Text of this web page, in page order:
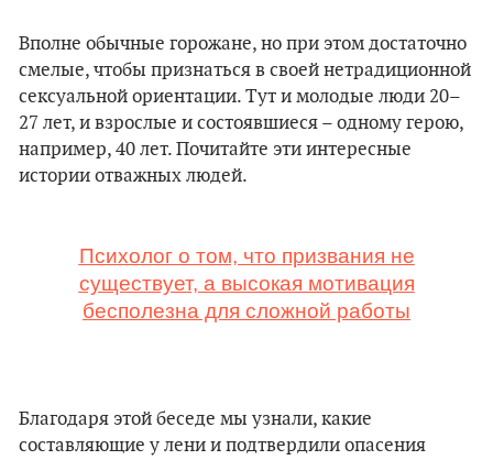
Вполне обычные горожане, но при этом достаточно
смелые, чтобы признаться в своей нетрадиционной
сексуальной ориентации. Тут и молодые люди 20–
27 лет, и взрослые и состоявшиеся – одному герою,
например, 40 лет. Почитайте эти интересные
истории отважных людей.
Психолог о том, что призвания не
существует, а высокая мотивация
бесполезна для сложной работы
Благодаря этой беседе мы узнали, какие
составляющие у лени и подтвердили опасения